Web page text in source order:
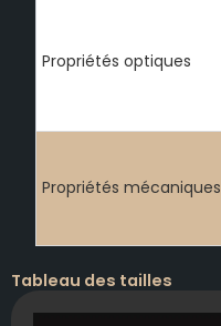
Propriétés optiques
Propriétés mécaniques
Tableau des tailles